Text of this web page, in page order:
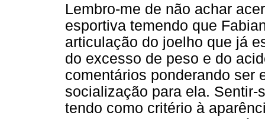
Lembro-me de não achar
esportiva temendo que
articulação do joelho que já
do excesso de peso e do
comentários ponderando ser
socialização para ela. Sentir-
tendo como critério à